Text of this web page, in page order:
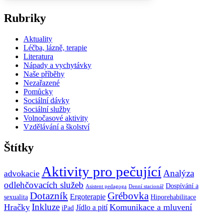
Rubriky
Aktuality
Léčba, lázně, terapie
Literatura
Nápady a vychytávky
Naše příběhy
Nezařazené
Pomůcky
Sociální dávky
Sociální služby
Volnočasové aktivity
Vzdělávání a školství
Štítky
advokacie Aktivity pro pečujícíAnalýza
odlehčovacích služeb Asistent pedagoga Denní stacionář Dospívání a
sexualita Dotazník Ergoterapie Grébovka Hiporehabilitace
Hračky Inkluze iPad Jídlo a pití Komunikace a mluvení